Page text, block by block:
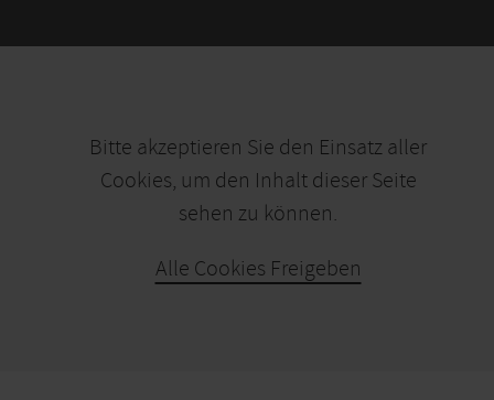
Bitte akzeptieren Sie den Einsatz aller
Cookies, um den Inhalt dieser Seite
sehen zu können.
Alle Cookies Freigeben